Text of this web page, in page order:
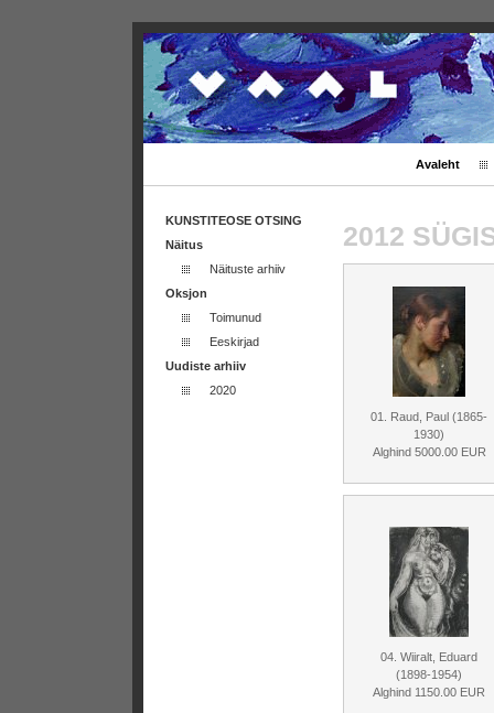
Avaleht
KUNSTITEOSE OTSING
Näitus
Näituste arhiiv
Oksjon
Toimunud
Eeskirjad
Uudiste arhiiv
2020
2012
01. Raud, Paul (1865-
1930)
Alghind 5000.00 EUR
04. Wiiralt, Eduard
(1898-1954)
Alghind 1150.00 EUR